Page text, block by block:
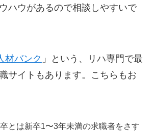
ハウがあるので相談しやすいで
材バンク 」という、リハ専門で最
サイトもあります。こちらもお
とは新卒1〜3年未満の求職者をさす